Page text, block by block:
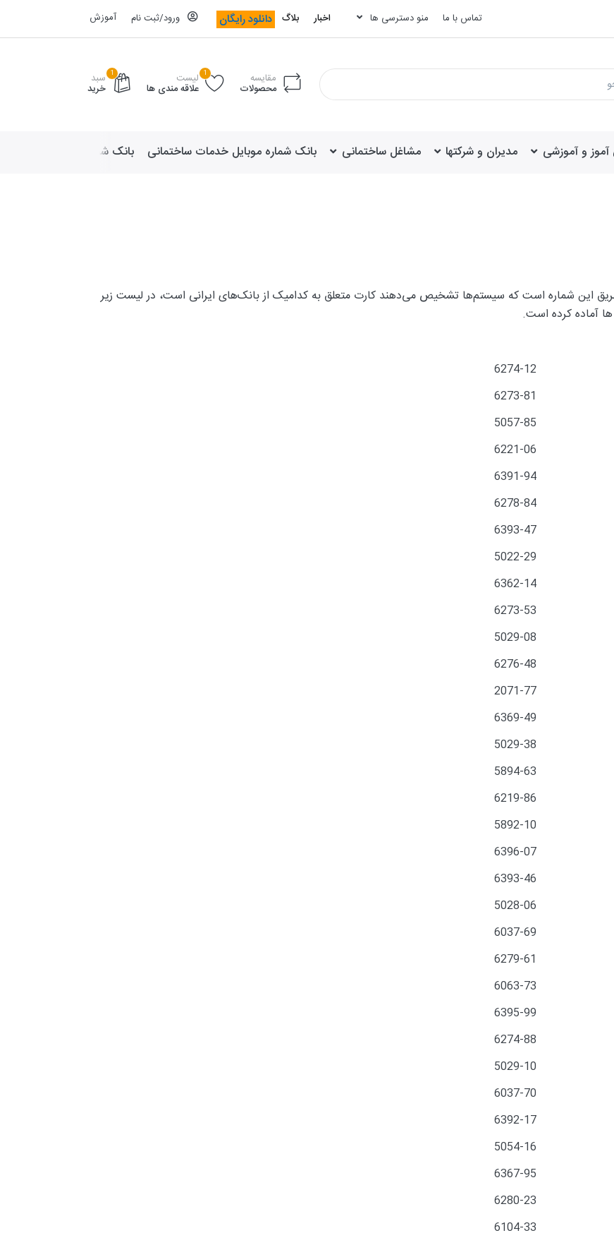
تماس با ما منو دسترسی ها اخبار بلاگ دانلود رایگان ورود/ثبت نام آموزش
مقایسه
محصولات
1 لیست
علاقه مندی ها
1 سبد
خرید
و آموزشی مدیران و شرکتها مشاغل ساختمانی بانک شماره موبایل خدمات ساختمانی بانک شماره موبایل لوازم
آماده کرده است.
6274-12
6273-81
5057-85
6221-06
6391-94
6278-84
6393-47
5022-29
6362-14
6273-53
5029-08
6276-48
2071-77
6369-49
5029-38
5894-63
6219-86
5892-10
6396-07
6393-46
5028-06
6037-69
6279-61
6063-73
6395-99
6274-88
5029-10
6037-70
6392-17
5054-16
6367-95
6280-23
6104-33